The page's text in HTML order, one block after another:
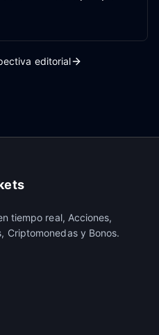
editorial
tiempo real, Acciones,
Criptomonedas y Bonos.